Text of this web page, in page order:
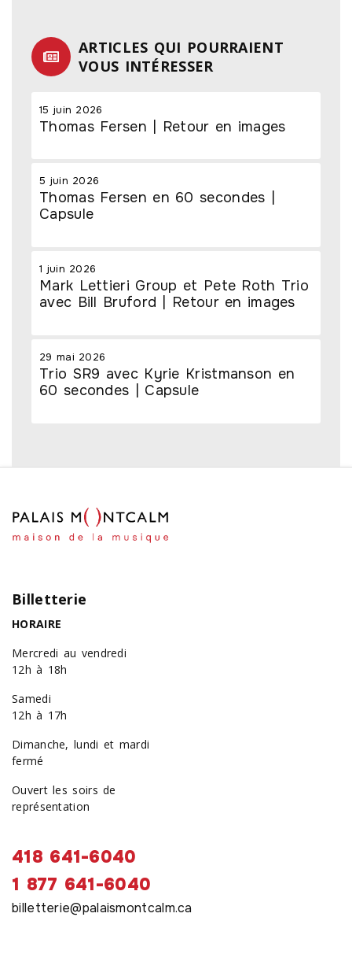
ARTICLES QUI POURRAIENT
VOUS INTÉRESSER
15 juin 2026
Thomas Fersen | Retour en images
5 juin 2026
Thomas Fersen en 60 secondes |
Capsule
1 juin 2026
Mark Lettieri Group et Pete Roth Trio
avec Bill Bruford | Retour en images
29 mai 2026
Trio SR9 avec Kyrie Kristmanson en
60 secondes | Capsule
Billetterie
HORAIRE
Mercredi au vendredi
12h à 18h
Samedi
12h à 17h
Dimanche, lundi et mardi
fermé
Ouvert les soirs de
représentation
418 641-6040
1 877 641-6040
billetterie@palaismontcalm.ca